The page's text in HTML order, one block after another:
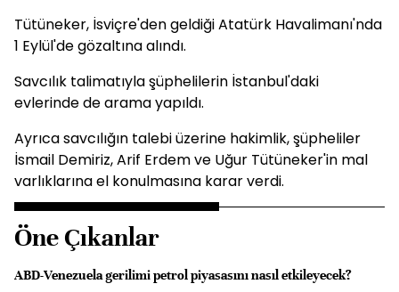
Tütüneker, İsviçre'den geldiği Atatürk Havalimanı'nda
1 Eylül'de gözaltına alındı.
Savcılık talimatıyla şüphelilerin İstanbul'daki
evlerinde de arama yapıldı.
Ayrıca savcılığın talebi üzerine hakimlik, şüpheliler
İsmail Demiriz, Arif Erdem ve Uğur Tütüneker'in mal
varlıklarına el konulmasına karar verdi.
Öne Çıkanlar
ABD-Venezuela gerilimi petrol piyasasını nasıl etkileyecek?